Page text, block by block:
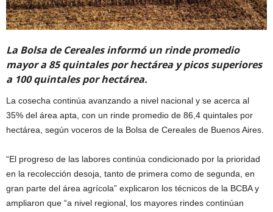
La Bolsa de Cereales informó un rinde promedio
mayor a 85 quintales por hectárea y picos superiores
a 100 quintales por hectárea.
La cosecha continúa avanzando a nivel nacional y se acerca al
35% del área apta, con un rinde promedio de 86,4 quintales por
hectárea, según voceros de la Bolsa de Cereales de Buenos Aires.
“El progreso de las labores continúa condicionado por la prioridad
en la recolección desoja, tanto de primera como de segunda, en
gran parte del área agrícola” explicaron los técnicos de la BCBA y
ampliaron que “a nivel regional, los mayores rindes continúan